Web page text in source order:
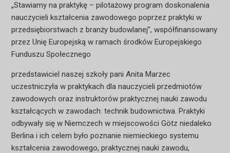
„Stawiamy na praktykę – pilotażowy program doskonalenia
nauczycieli kształcenia zawodowego poprzez praktyki w
przedsiębiorstwach z branży budowlanej”, współfinansowany
przez Unię Europejską w ramach środków Europejskiego
Funduszu Społecznego
przedstawiciel naszej szkoły pani Anita Marzec
uczestniczyła w praktykach dla nauczycieli przedmiotów
zawodowych oraz instruktorów praktycznej nauki zawodu
kształcących w zawodach: technik budownictwa. Praktyki
odbywały się w Niemczech w miejscowości Götz niedaleko
Berlina i ich celem było poznanie niemieckiego systemu
kształcenia zawodowego, praktycznej nauki zawodu,